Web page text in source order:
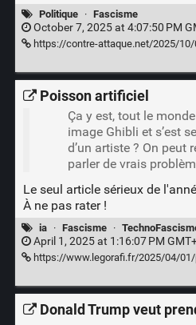
Politique · Fascisme
October 7, 2025 at 4:07:50 PM
https://contre-attaque.net/2025/10/07/attentat-au-colis-piege-visant-manuel-
Poisson artificiel
Ça y est, tout le
image Ghibli et s’est
d’un artiste ? On peut
parler de vrais
Le seul article sérieux de
À ne pas rater !
ia · Fascisme ·
April 1, 2025 at 1:16:07 PM
https://www.legorafi.fr/2025/04/
Donald Trump veut